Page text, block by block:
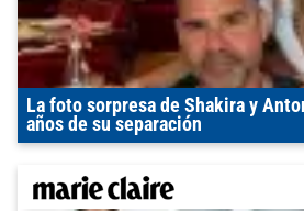
La foto sorpresa de Shakira y
años de su separación